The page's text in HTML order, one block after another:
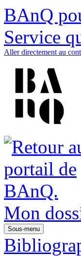
BAnQ
Service
Aller directement au
Mon
Sous-menu